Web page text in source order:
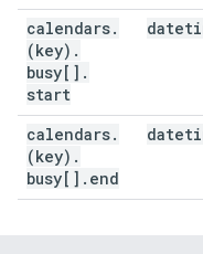
calendars.
(key) .
busy[] .
start
calendars.
(key) .
busy[] . end